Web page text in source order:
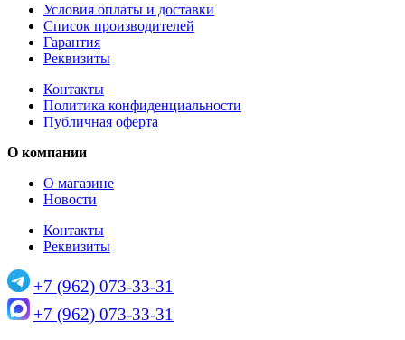
Условия оплаты и доставки
Список производителей
Гарантия
Реквизиты
Контакты
Политика конфиденциальности
Публичная оферта
О компании
О магазине
Новости
Контакты
Реквизиты
+7 (962) 073-33-31
+7 (962) 073-33-31